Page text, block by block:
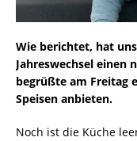
Wie berichtet, hat
Jahreswechsel einen
begrüßte am Freitag
Speisen anbieten.
Noch ist die Küche